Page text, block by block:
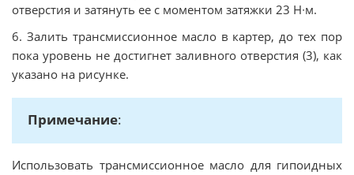
отверстия и затянуть ее с моментом затяжки 23 Н∙м.
6. Залить трансмиссионное масло в картер, до тех пор
пока уровень не достигнет заливного отверстия (3), как
указано на рисунке.
Примечание:
Использовать трансмиссионное масло для гипоидных